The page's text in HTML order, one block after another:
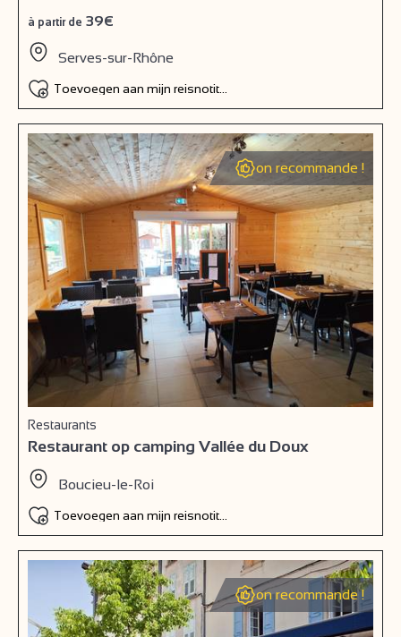
à partir de 39€
Serves-sur-Rhône
Toevoegen aan mijn reisnotitieboek
on recommande !
Restaurants
Restaurant op camping Vallée du Doux
Boucieu-le-Roi
Toevoegen aan mijn reisnotitieboek
on recommande !